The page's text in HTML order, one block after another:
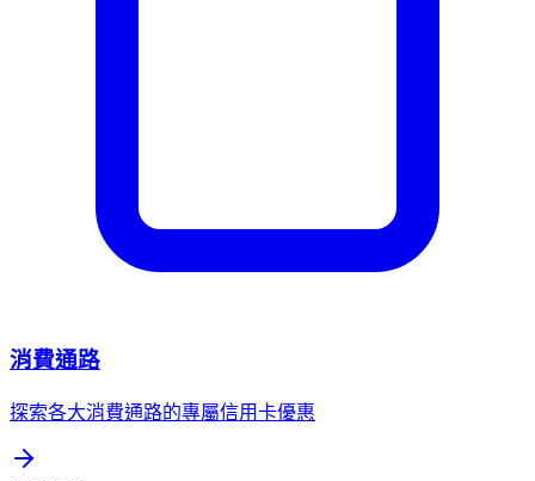
消費通路
探索各大消費通路的專屬信用卡優惠